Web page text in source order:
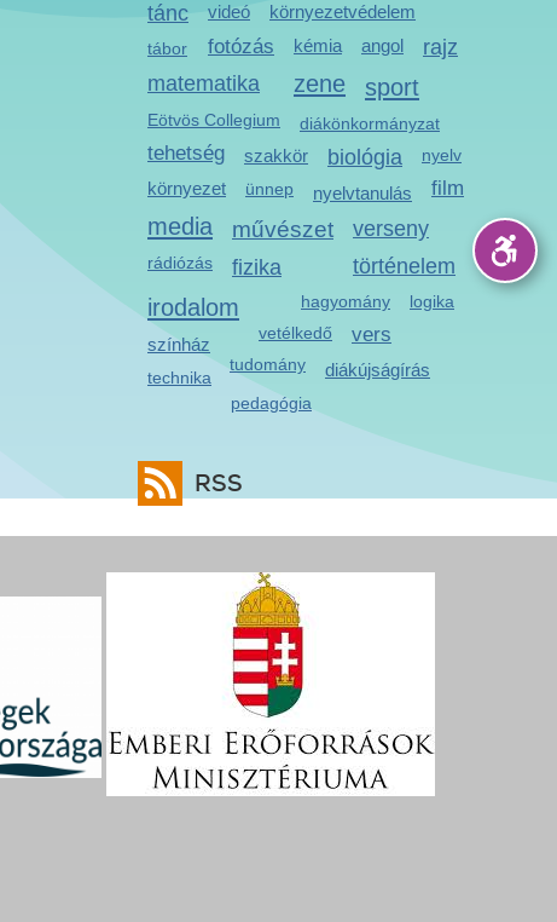
tánc videó környezetvédelem
fotózás kémia angol rajz
zene
Eötvös Collegium
matematika sport
tábor
diákönkormányzat
tehetség szakkör biológia
környezet ünnep nyelvtanulás
media
nyelv
művészet
verseny
történelem
rádiózás
film
fizika
hagyomány
irodalom
vetélkedő
logika
vers
színház
tudomány diákújságírás
technika
pedagógia
RSS